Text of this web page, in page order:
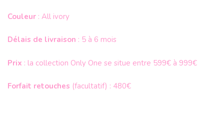
Couleur : All ivory
Délais de livraison : 5 à 6 mois
Prix : la collection Only One se situe entre 599€ à 999€
Forfait retouches (facultatif) : 480€